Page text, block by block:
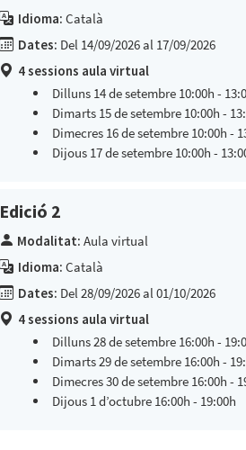
Idioma: Català
Dates: Del 14/09/2026 al 17/09/2026
4 sessions aula virtual
Dilluns 14 de setembre 10:00h -
Dimarts 15 de setembre 10:00h -
Dimecres 16 de setembre 10:00h -
Dijous 17 de setembre 10:00h -
Edició 2
Modalitat: Aula virtual
Idioma: Català
Dates: Del 28/09/2026 al 01/10/2026
4 sessions aula virtual
Dilluns 28 de setembre 16:00h -
Dimarts 29 de setembre 16:00h -
Dimecres 30 de setembre 16:00h -
Dijous 1 d’octubre 16:00h - 19:00h